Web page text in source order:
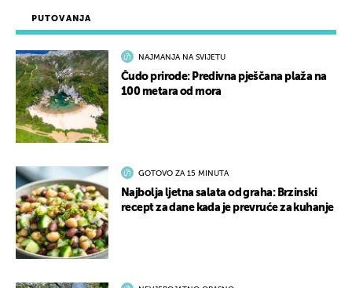
PUTOVANJA
NAJMANJA NA SVIJETU
Čudo prirode: Predivna pješčana plaža na
100 metara od mora
GOTOVO ZA 15 MINUTA
Najbolja ljetna salata od graha: Brzinski
recept za dane kada je prevruće za kuhanje